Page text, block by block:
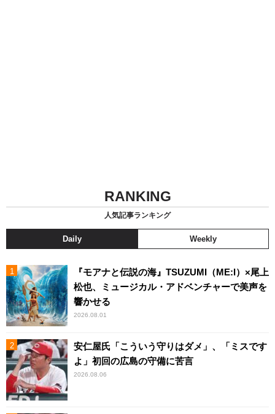
RANKING
人気記事ランキング
Daily Weekly
『モアナと伝説の海』TSUZUMI（ME:I）×尾上
松也、ミュージカル・アドベンチャーで美声を
響かせる
2026.08.01
安仁屋氏「こういう守りはダメ」、「ミスです
よ」初回の広島の守備に苦言
2026.08.06